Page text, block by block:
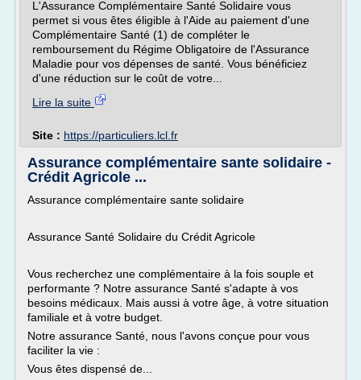
L'Assurance Complémentaire Santé Solidaire vous
permet si vous êtes éligible à l'Aide au paiement d'une
Complémentaire Santé (1) de compléter le
remboursement du Régime Obligatoire de l'Assurance
Maladie pour vos dépenses de santé. Vous bénéficiez
d'une réduction sur le coût de votre...
Lire la suite
Site : https://particuliers.lcl.fr
Assurance complémentaire sante solidaire -
Crédit Agricole ...
Assurance complémentaire sante solidaire
Assurance Santé Solidaire du Crédit Agricole
Vous recherchez une complémentaire à la fois souple et
performante ? Notre assurance Santé s'adapte à vos
besoins médicaux. Mais aussi à votre âge, à votre situation
familiale et à votre budget.
Notre assurance Santé, nous l'avons conçue pour vous
faciliter la vie :
Vous êtes dispensé de...